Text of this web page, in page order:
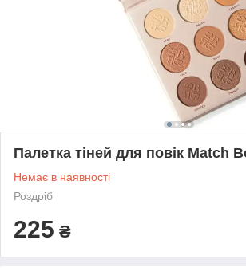
Палетка тіней для повік Match
Немає в наявності
Роздріб
225 ₴